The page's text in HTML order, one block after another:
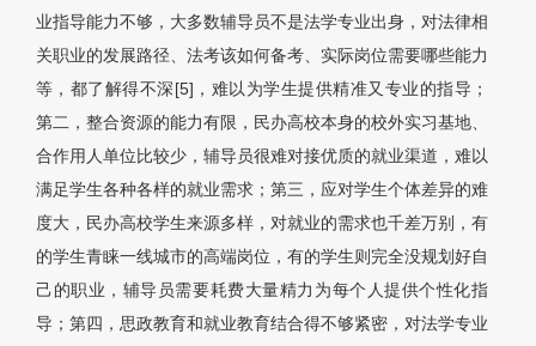
业指导能力不够，大多数辅导员不是法学专业出身，对法律相
关职业的发展路径、法考该如何备考、实际岗位需要哪些能力
等，都了解得不深[5]，难以为学生提供精准又专业的指导；
第二，整合资源的能力有限，民办高校本身的校外实习基地、
合作用人单位比较少，辅导员很难对接优质的就业渠道，难以
满足学生各种各样的就业需求；第三，应对学生个体差异的难
度大，民办高校学生来源多样，对就业的需求也千差万别，有
的学生青睐一线城市的高端岗位，有的学生则完全没规划好自
己的职业，辅导员需要耗费大量精力为每个人提供个性化指
导；第四，思政教育和就业教育结合得不够紧密，对法学专业